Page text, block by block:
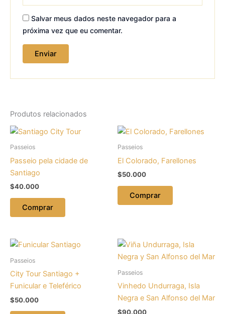
Salvar meus dados neste navegador para a
próxima vez que eu comentar.
Produtos relacionados
Passeios
Passeio pela cidade de
Santiago
$40.000
Comprar
Passeios
El Colorado, Farellones
$50.000
Comprar
Passeios
City Tour Santiago +
Funicular e Teleférico
$50.000
Passeios
Vinhedo Undurraga, Isla
Negra e San Alfonso del Mar
$90.000